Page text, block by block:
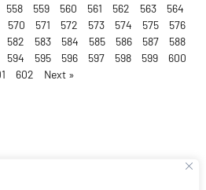
558 559 560 561 562 563
564
570 571 572 573 574 575
576
582 583 584 585 586 587
588
594 595 596 597 598 599
600
602 Next »